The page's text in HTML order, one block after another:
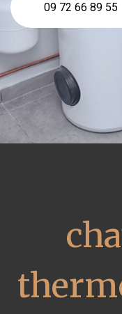
09 72 66 89 55